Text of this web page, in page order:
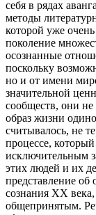
себя в рядах
методы
которой уже
поколение
осознанные
поскольку
но и от имени
значительной
сообществ, они
образ жизни
считывалось, не
процессе,
исключительным
этих людей и их
представление об
сознания XX
общепринятым.